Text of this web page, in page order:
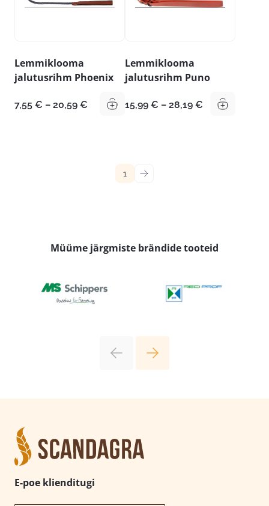
Lemmiklooma
jalutusrihm Phoenix
7,55 € – 20,59 € Hinnavahemik:
Lemmiklooma
jalutusrihm Puno
15,99 € – 28,19 €
1 →
Müüme järgmiste brändide tooteid
E-poe klienditugi